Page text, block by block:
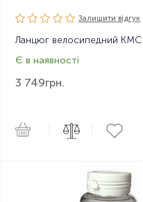
Залишити вiдгук
Є в наявності
3 749грн.